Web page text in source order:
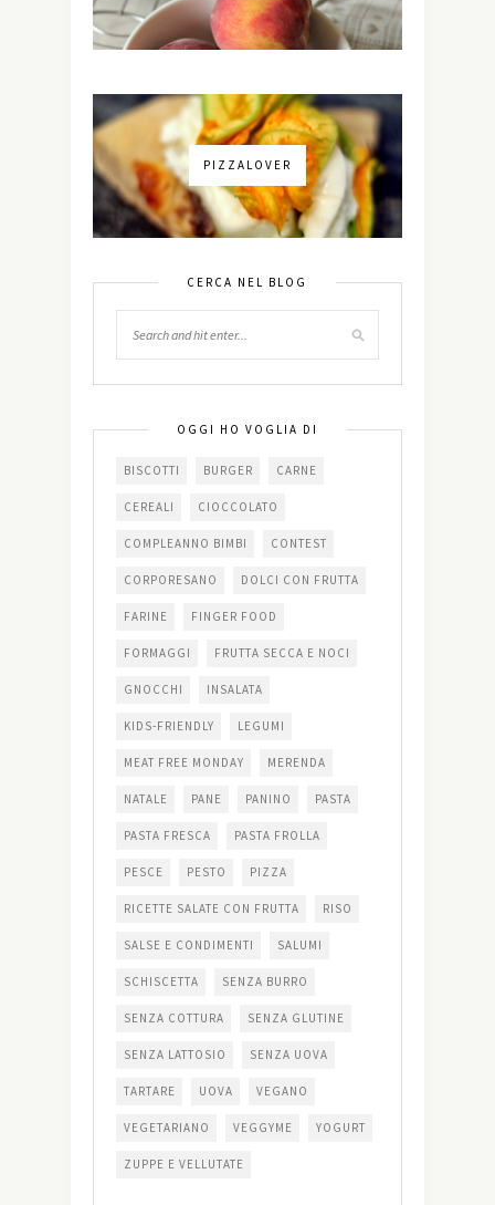
PIZZALOVER
CERCA NEL BLOG
OGGI HO VOGLIA DI
BISCOTTI BURGER CARNE
CEREALI CIOCCOLATO
COMPLEANNO BIMBI CONTEST
CORPORESANO DOLCI CON FRUTTA
FARINE FINGER FOOD
FORMAGGI FRUTTA SECCA E NOCI
GNOCCHI INSALATA
KIDS-FRIENDLY LEGUMI
MEAT FREE MONDAY MERENDA
NATALE PANE PANINO PASTA
PASTA FRESCA PASTA FROLLA
PESCE PESTO PIZZA
RICETTE SALATE CON FRUTTA RISO
SALSE E CONDIMENTI SALUMI
SCHISCETTA SENZA BURRO
SENZA COTTURA SENZA GLUTINE
SENZA LATTOSIO SENZA UOVA
TARTARE UOVA VEGANO
VEGETARIANO VEGGYME YOGURT
ZUPPE E VELLUTATE